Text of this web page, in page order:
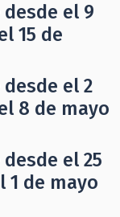
el 9
15 de
el 2
8 de mayo
el 25
1 de mayo